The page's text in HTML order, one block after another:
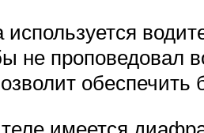
не проповедовал